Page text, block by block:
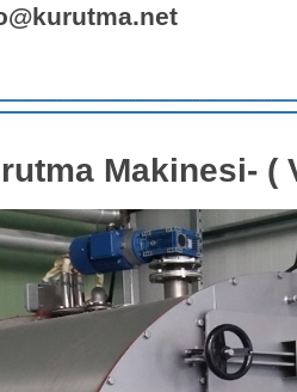
Makinesi- (